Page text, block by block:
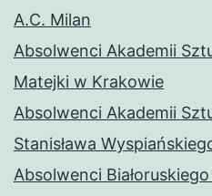
A.C. Milan
Absolwenci Akademii
Matejki w Krakowie
Absolwenci Akademii
Stanisława
Absolwenci